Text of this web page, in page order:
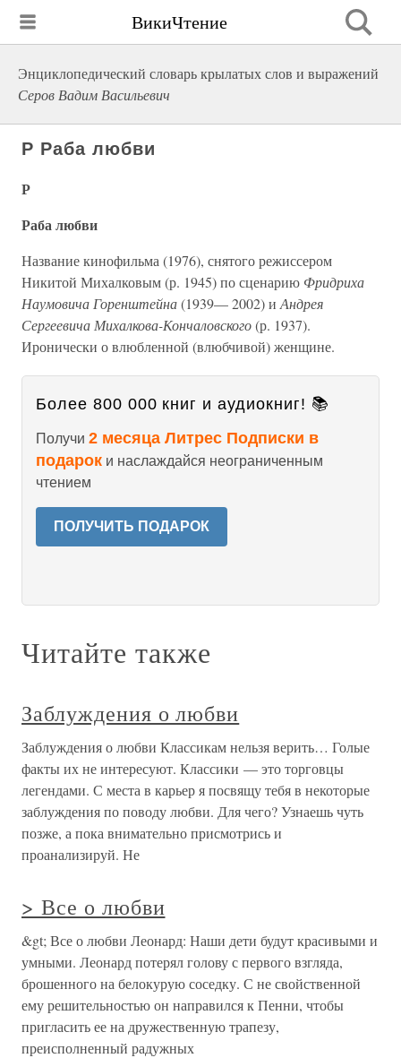
ВикиЧтение
Энциклопедический словарь крылатых слов и выражений
Серов Вадим Васильевич
Р Раба любви
Р
Раба любви
Название кинофильма (1976), снятого режиссером
Никитой Михалковым (р. 1945) по сценарию Фридриха
Наумовича Горенштейна(1939— 2002) и Андрея
Сергеевича Михалкова-Кончаловского(р. 1937).
Иронически о влюбленной (влюбчивой) женщине.
Более 800 000 книг и аудиокниг! 📚
Получи 2 месяца Литрес Подписки в
подарок и наслаждайся неограниченным
чтением
ПОЛУЧИТЬ ПОДАРОК
Читайте также
Заблуждения о любви
Заблуждения о любви Классикам нельзя верить… Голые
факты их не интересуют. Классики — это торговцы
легендами. С места в карьер я посвящу тебя в некоторые
заблуждения по поводу любви. Для чего? Узнаешь чуть
позже, а пока внимательно присмотрись и
проанализируй. Не
> Все о любви
&gt; Все о любви Леонард: Наши дети будут красивыми и
умными. Леонард потерял голову с первого взгляда,
брошенного на белокурую соседку. С не свойственной
ему решительностью он направился к Пенни, чтобы
пригласить ее на дружественную трапезу,
преисполненный радужных